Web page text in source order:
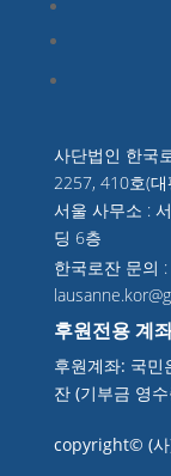
사단법인 한국
2257, 410호(
서울 사무소 :
딩 6층
한국로잔 문의
후원전용 계
후원계좌: 국
잔 (기부금 영
copyright© (